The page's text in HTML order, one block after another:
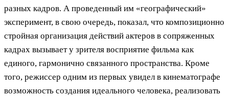
разных кадров. А проведенный им «географический»
эксперимент, в свою очередь, показал, что композиционно
стройная организация действий актеров в сопряженных
кадрах вызывает у зрителя восприятие фильма как
единого, гармонично связанного пространства. Кроме
того, режиссер одним из первых увидел в кинематографе
возможность создания идеального человека, реализовать